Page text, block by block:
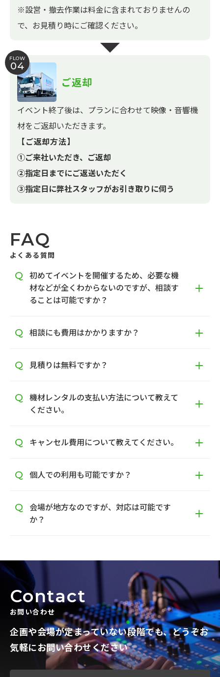
※設営・撤去作業は料金に含まれておりませんの
で、お見積り時にご確認ください。
FLOW
04
ご返却
イベント終了後は、プランに合わせて映像・音響機
材をご返却いただきます。
【ご返却方法】
①ご来社いただき、ご返却
②指定日までにご返送いただく
③指定日に弊社スタッフがお引き取りに伺う
FAQ
よくある質問
初めてイベントを開催するため、必要な機
材などが全くわからないのですが、相談す
ることは可能ですか？
相談にも費用はかかりますか？
見積りは無料ですか？
機材レンタルの支払い方法について教えて
ください。
キャンセル費用について教えてください。
個人での利用も可能ですか？
会場が地方なのですが、対応は可能です
か？
Contact
お問い合わせ
企画や会場が定まっていない段階でも、どうぞお
気軽にお問い合わせください